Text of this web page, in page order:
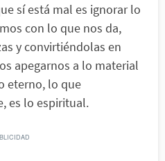
sí está mal es ignorar lo
con lo que nos da,
y convirtiéndolas en
apegarnos a lo material
eterno, lo que
es lo espiritual.